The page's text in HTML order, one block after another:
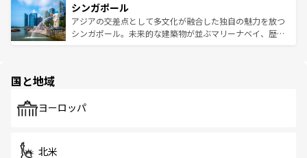
参照してほしい。
激する。気候は一年中温暖で、どの季節にも異なる楽しみ
が待っている。親しみやすいタイの人々、仏教を中心とし
た文化、そして多様な観光資源が、訪れる旅人を魅了し続
み、どこを訪れても感動するはず。観光スポットが密集し
ており、効率よく見どころを回れるのも魅力。息をのむよ
うな絶景から文化的な体験まで、香港を存分に楽しみ尽く
シンガポール
アジアの交差点として多文化が融合した独自の魅力を放つ
シンガポール。未来的な建築物が並ぶマリーナベイ、歴史
で、ホーカーズは地元の風情を楽しめる外せないスポット
国と地域
ヨーロッパ
北米